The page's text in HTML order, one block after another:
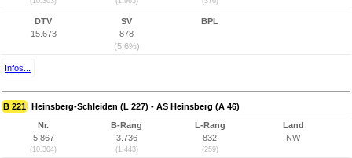
DTV
15.673
SV
878
(5,6%)
BPL
Infos...
B 221 Heinsberg-Schleiden (L 227) - AS Heinsberg (A 46)
Nr.
5.867
(10.304)
B-Rang
3.736
(1.443)
L-Rang
832
(259)
Land
NW